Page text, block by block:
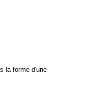
la forme d'une